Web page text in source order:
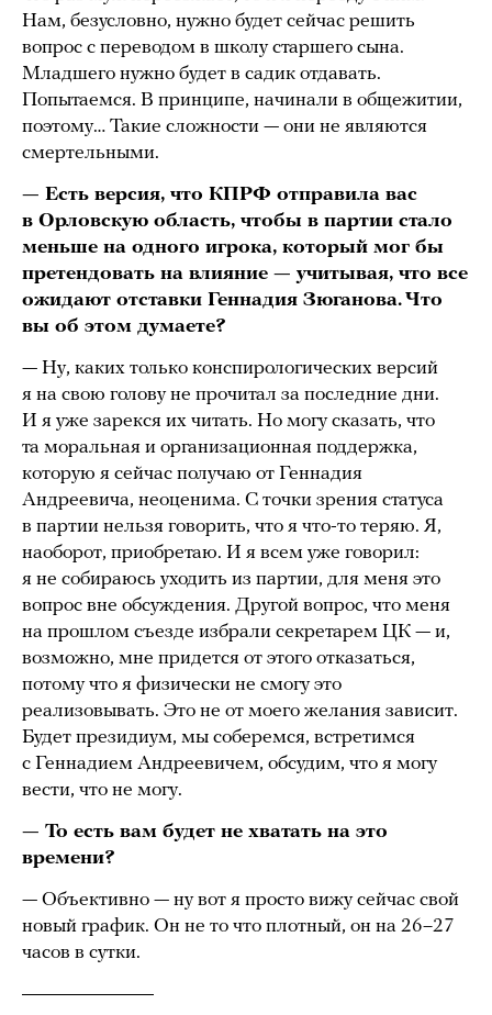
Нам, безусловно, нужно будет сейчас решить
вопрос с переводом в школу старшего сына.
Младшего нужно будет в садик отдавать.
Попытаемся. В принципе, начинали в общежитии,
поэтому… Такие сложности — они не являются
смертельными.
— Есть версия, что КПРФ отправила вас
в Орловскую область, чтобы в партии стало
меньше на одного игрока, который мог бы
претендовать на влияние — учитывая, что все
ожидают отставки Геннадия Зюганова. Что
вы об этом думаете?
— Ну, каких только конспирологических версий
я на свою голову не прочитал за последние дни.
И я уже зарекся их читать. Но могу сказать, что
та моральная и организационная поддержка,
которую я сейчас получаю от Геннадия
Андреевича, неоценима. С точки зрения статуса
в партии нельзя говорить, что я что-то теряю. Я,
наоборот, приобретаю. И я всем уже говорил:
я не собираюсь уходить из партии, для меня это
вопрос вне обсуждения. Другой вопрос, что меня
на прошлом съезде избрали секретарем ЦК — и,
возможно, мне придется от этого отказаться,
потому что я физически не смогу это
реализовывать. Это не от моего желания зависит.
Будет президиум, мы соберемся, встретимся
с Геннадием Андреевичем, обсудим, что я могу
вести, что не могу.
— То есть вам будет не хватать на это
времени?
— Объективно — ну вот я просто вижу сейчас свой
новый график. Он не то что плотный, он на 26–27
часов в сутки.